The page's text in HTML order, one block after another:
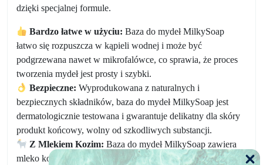
dzięki specjalnej formule.
Bardzo łatwe w użyciu: Baza do mydeł MilkySoap
łatwo się rozpuszcza w kąpieli wodnej i może być
podgrzewana nawet w mikrofalówce, co sprawia, że proces
tworzenia mydeł jest prosty i szybki.
Bezpieczne: Wyprodukowana z naturalnych i
bezpiecznych składników, baza do mydeł MilkySoap jest
dermatologicznie testowana i gwarantuje delikatny dla skóry
produkt końcowy, wolny od szkodliwych substancji.
Z Mlekiem Kozim: Baza do mydeł MilkySoap zawiera
mleko kozie, znane ze swoich właściwości odżywczych,